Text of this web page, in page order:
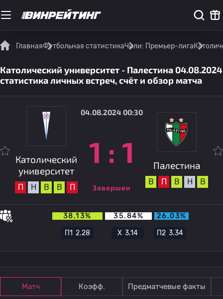
ГлавнаяФутбольная статистикаЧили: Премьер-лига
Католический университет - Палестина 04.08.2024
статистика личных встреч, счёт и обзор матча
Католический
университет
П Н В В П
04.08.2024 00:30
1 : 1
Завершен
Палестина
В П В Н В
38.13% 35.84%
26.03%
П1 2.28 Х3.14 П23.34
Матч Коэфф. Предматчевые факты